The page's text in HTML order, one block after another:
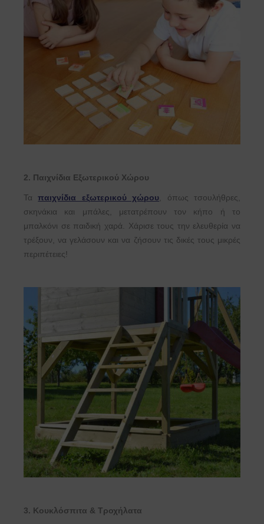
2. Παιχνίδια Εξωτερικού Χώρου
Ταπαιχνίδια εξωτερικού χώρου, όπως τσουλήθρες,
σκηνάκια και μπάλες, μετατρέπουν τον κήπο ή το
μπαλκόνι σε παιδική χαρά. Χάρισε τους την ελευθερία να
τρέξουν, να γελάσουν και να ζήσουν τις δικές τους μικρές
περιπέτειες!
3. Κουκλόσπιτα & Τροχήλατα